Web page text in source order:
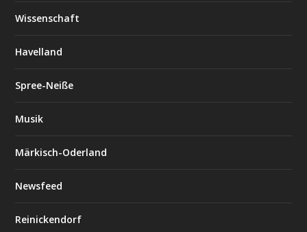
Wissenschaft
Havelland
Spree-Neiße
Musik
Märkisch-Oderland
Newsfeed
Reinickendorf